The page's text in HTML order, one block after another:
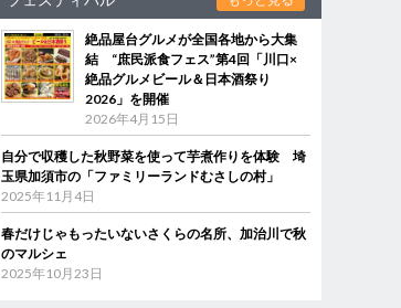
絶品屋台グルメが全国各地から大集
結 “庶民派食フェス”第4回「川口×
絶品グルメビール＆日本酒祭り
2026」を開催
2026年4月15日
自分で収穫した秋野菜を使って芋煮作りを体験 埼
玉県加須市の「ファミリーランドむさしの村」
2025年11月4日
春だけじゃもったいないさくらの名所、加治川で秋
のマルシェ
2025年10月23日